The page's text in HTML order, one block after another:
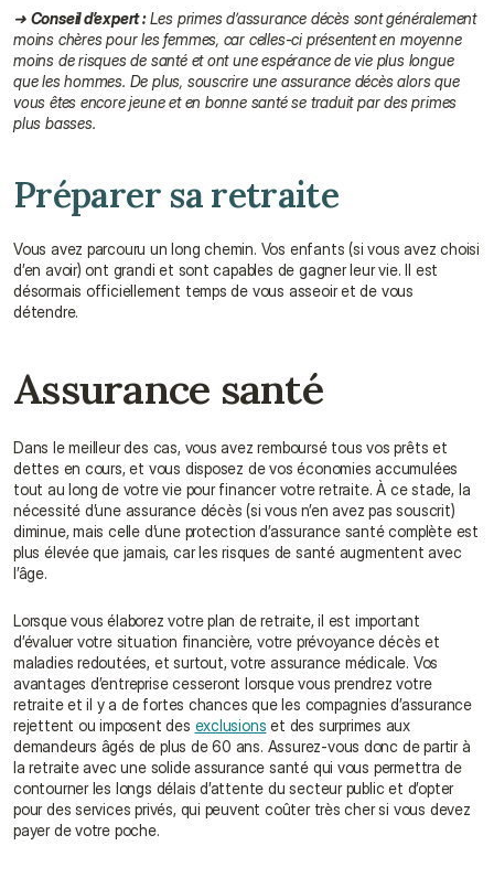
➜ Conseil d’expert : Les primes d’assurance décès sont généralement
moins chères pour les femmes, car celles-ci présentent en moyenne
moins de risques de santé et ont une espérance de vie plus longue
que les hommes. De plus, souscrire une assurance décès alors que
vous êtes encore jeune et en bonne santé se traduit par des primes
plus basses.
Préparer sa retraite
Vous avez parcouru un long chemin. Vos enfants (si vous avez choisi
d’en avoir) ont grandi et sont capables de gagner leur vie. Il est
désormais officiellement temps de vous asseoir et de vous
détendre.
Assurance santé
Dans le meilleur des cas, vous avez remboursé tous vos prêts et
dettes en cours, et vous disposez de vos économies accumulées
tout au long de votre vie pour financer votre retraite. À ce stade, la
nécessité d’une assurance décès (si vous n’en avez pas souscrit)
diminue, mais celle d’une protection d’assurance santé complète est
plus élevée que jamais, car les risques de santé augmentent avec
l’âge.
Lorsque vous élaborez votre plan de retraite, il est important
d’évaluer votre situation financière, votre prévoyance décès et
maladies redoutées, et surtout, votre assurance médicale. Vos
avantages d’entreprise cesseront lorsque vous prendrez votre
retraite et il y a de fortes chances que les compagnies d’assurance
rejettent ou imposent des exclusions et des surprimes aux
demandeurs âgés de plus de 60 ans. Assurez-vous donc de partir à
la retraite avec une solide assurance santé qui vous permettra de
contourner les longs délais d’attente du secteur public et d’opter
pour des services privés, qui peuvent coûter très cher si vous devez
payer de votre poche.